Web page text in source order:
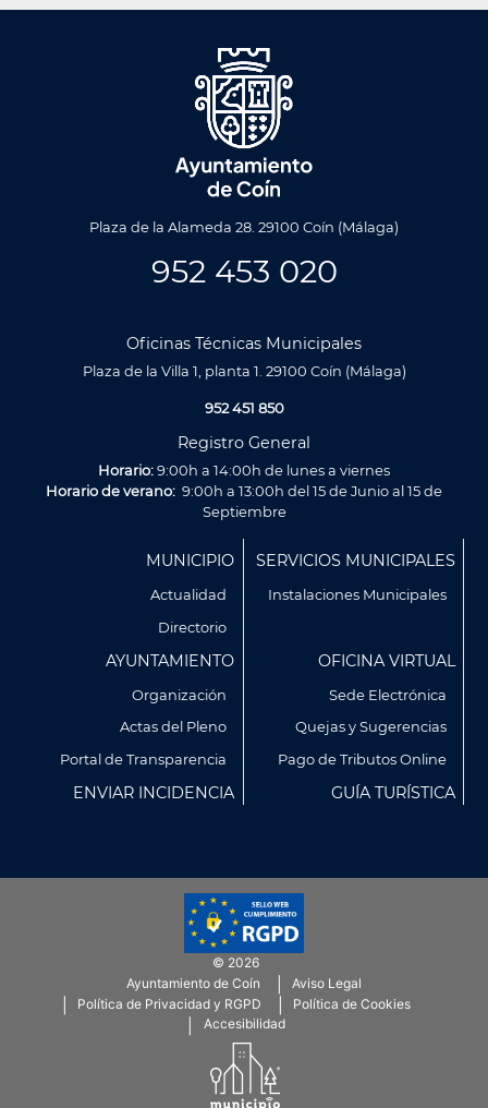
Utilizamos cookies propias y de terceros para analizar
nuestros servicios y mostrarte publicidad relacionada con
tus preferencias en base a un perfil elaborado a partir de tus
CONFIGURACIÓN DE COOKIES
RECHAZAR TODO
ACEPTAR TODAS
Plaza de la Alameda 28. 29100 Coín (Málaga)
952 453 020
Oficinas Técnicas Municipales
Plaza de la Villa 1, planta 1. 29100 Coín (Málaga)
952 451 850
Registro General
Horario:9:00h a 14:00h de lunes a viernes
Horario de verano: 9:00h a 13:00h del 15 de Junio al 15 de
Septiembre
MUNICIPIO
Actualidad
Directorio
SERVICIOS MUNICIPALES
Instalaciones Municipales
AYUNTAMIENTO
Organización
Actas del Pleno
Portal de Transparencia
OFICINA VIRTUAL
Sede Electrónica
Quejas y Sugerencias
Pago de Tributos Online
ENVIAR INCIDENCIA GUÍA TURÍSTICA
Menú
SubFooter
© 2026
Ayuntamiento de Coín
Aviso Legal
Política de Privacidad y RGPD
Política de Cookies
Accesibilidad